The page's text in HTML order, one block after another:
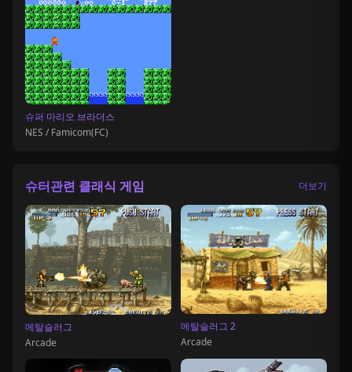
슈퍼 마리오 브라더스
NES / Famicom(FC)
슈터관련 클래식 게임 더보기
메탈슬러그
Arcade
메탈슬러그 2
Arcade